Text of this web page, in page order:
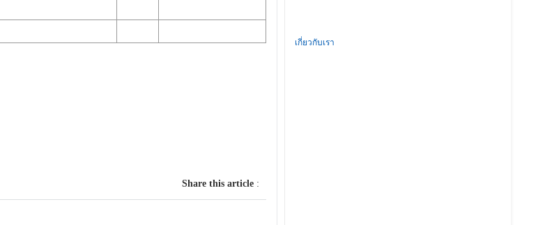
Share this article:
เกี่ยวกับเรา